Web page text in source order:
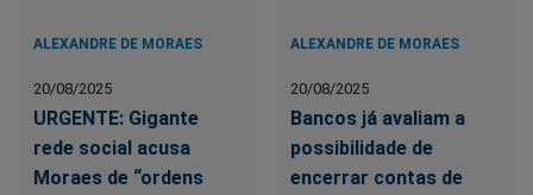
ALEXANDRE DE MORAES
20/08/2025
URGENTE: Gigante
rede social acusa
Moraes de “ordens
ALEXANDRE DE MORAES
20/08/2025
Bancos já avaliam a
possibilidade de
encerrar contas de